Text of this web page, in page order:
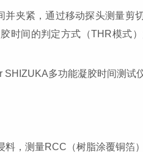
夹紧，通过移动探头测量剪
时间的判定方式（THR模式
料，测量RCC（树脂涂覆铜箔